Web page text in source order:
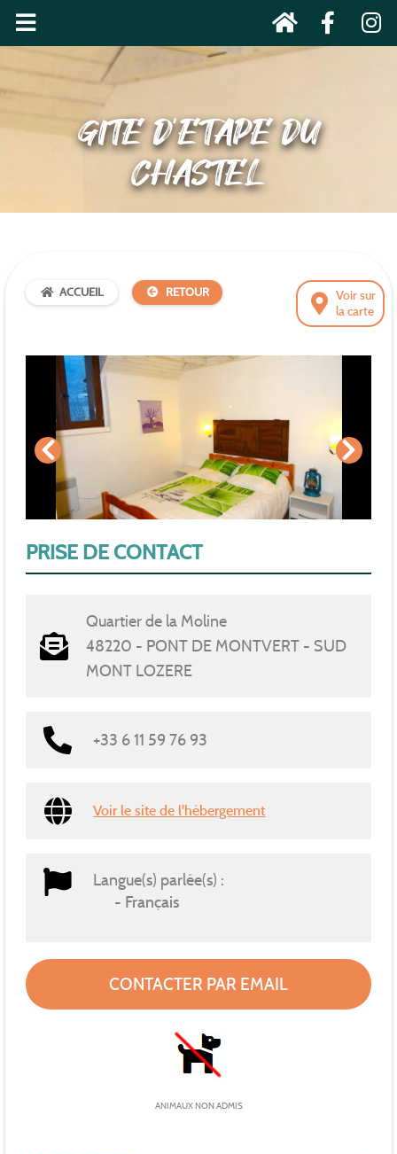
GITE D’ETAPE DU
CHASTEL
Voir sur
la carte
ACCUEIL RETOUR
PRISE DE CONTACT
Quartier de la Moline
48220 - PONT DE MONTVERT - SUD
MONT LOZERE
+33 6 11 59 76 93
Voir le site de l'hébergement
Langue(s) parlée(s) :
Français
CONTACTER PAR EMAIL
ANIMAUX NON ADMIS